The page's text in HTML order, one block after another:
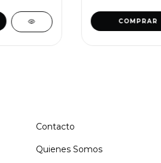
COMPRAR
Contacto
Quienes Somos